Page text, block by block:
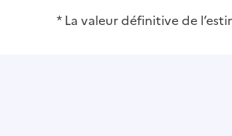
* La valeur définitive de